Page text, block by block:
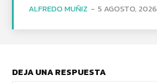
ALFREDO MUÑIZ - 5 AGOSTO, 2026
DEJA UNA RESPUESTA